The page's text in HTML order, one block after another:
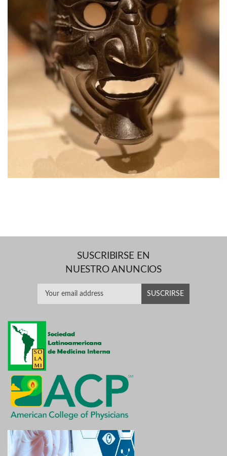
SUSCRIBIRSE EN
NUESTRO ANUNCIOS